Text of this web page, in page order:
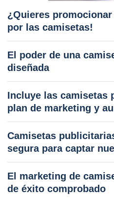
¿Quieres
por las camisetas!
El poder de una
diseñada
Incluye las camisetas
plan de marketing y
Camisetas
segura para captar
El marketing de
de éxito comprobado